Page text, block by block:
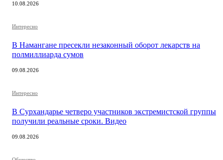
10.08.2026
Интересно
В Намангане пресекли незаконный оборот лекарств на
полмиллиарда сумов
09.08.2026
Интересно
В Сурхандарье четверо участников экстремистской группы
получили реальные сроки. Видео
09.08.2026